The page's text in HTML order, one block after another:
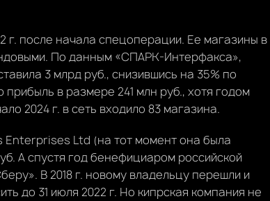
г. после начала спецоперации. Ее магазины в
По данным «СПАРК-Интерфакса»,
3 млрд руб., снизившись на 35% по
в размере 241 млн руб., хотя годом
2024 г. в сеть входило 83 магазина.
Enterprises Ltd (на тот момент она была
А спустя год бенефициаром российской
В 2018 г. новому владельцу перешли и
до 31 июля 2022 г. Но кипрская компания не